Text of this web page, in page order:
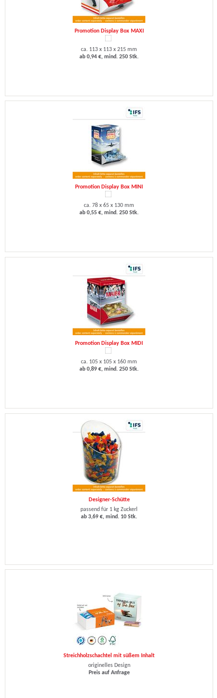
Promotion Display Box MAXI
ca. 113 x 113 x 215 mm
ab 0,94 €, mind. 250 Stk.
Promotion Display Box MINI
ca. 78 x 65 x 130 mm
ab 0,55 €, mind. 250 Stk.
Promotion Display Box MIDI
ca. 105 x 105 x 160 mm
ab 0,89 €, mind. 250 Stk.
Designer-Schütte
passend für 1 kg Zuckerl
ab 3,69 €, mind. 10 Stk.
Streichholzschachtel mit süßem Inhalt
originelles Design
Preis auf Anfrage